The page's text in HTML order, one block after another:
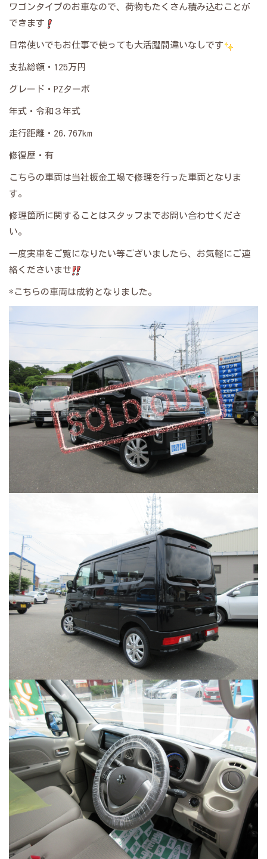
ワゴンタイプのお車なので、荷物もたくさん積み込むことが
できます
日常使いでもお仕事で使っても大活躍間違いなしです
支払総額・125万円
グレード・PZターボ
年式・令和３年式
走行距離・26,767km
修復歴・有
こちらの車両は当社板金工場で修理を行った車両となりま
す。
修理箇所に関することはスタッフまでお問い合わせくださ
い。
一度実車をご覧になりたい等ございましたら、お気軽にご連
絡くださいませ
*こちらの車両は成約となりました。